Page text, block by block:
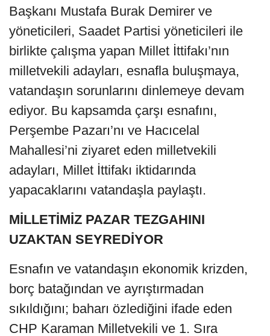
Başkanı Mustafa Burak Demirer ve
yöneticileri, Saadet Partisi yöneticileri ile
birlikte çalışma yapan Millet İttifakı’nın
milletvekili adayları, esnafla buluşmaya,
vatandaşın sorunlarını dinlemeye devam
ediyor. Bu kapsamda çarşı esnafını,
Perşembe Pazarı’nı ve Hacıcelal
Mahallesi’ni ziyaret eden milletvekili
adayları, Millet İttifakı iktidarında
yapacaklarını vatandaşla paylaştı.
MİLLETİMİZ PAZAR TEZGAHINI
UZAKTAN SEYREDİYOR
Esnafın ve vatandaşın ekonomik krizden,
borç batağından ve ayrıştırmadan
sıkıldığını; baharı özlediğini ifade eden
CHP Karaman Milletvekili ve 1. Sıra